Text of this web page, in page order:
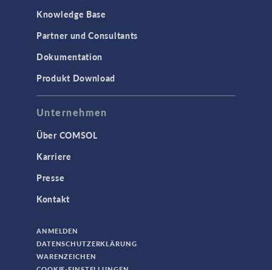
3D-Druck
AC/DC Module
Acoustics Module
Ausgewählte Wissenschaftler
Battery Design Module
Bioengineering
CFD Module
Chemical Reaction Engineering Module
Corrosion Module
Electrochemistry Module
Fuel Cell & Electrolyzer Module
Geomechanics Module
Knowledge Base
Partner und Consultants
Dokumentation
Produkt Download
Unternehmen
Über COMSOL
Karriere
Presse
Kontakt
ANMELDEN
DATENSCHUTZERKLÄRUNG
WARENZEICHEN